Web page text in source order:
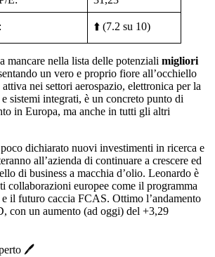
⬆️ (7.2 su 10)
mancare nella lista delle potenziali migliori
un vero e proprio fiore all’occhiello
nei settori aerospazio, elettronica per la
sistemi integrati, è un concreto punto di
in Europa, ma anche in tutti gli altri
dichiarato nuovi investimenti in ricerca e
all’azienda di continuare a crescere ed
di business a macchia d’olio. Leonardo è
collaborazioni europee come il programma
il futuro caccia FCAS. Ottimo l’andamento
con un aumento (ad oggi) del +3,29
🖊️